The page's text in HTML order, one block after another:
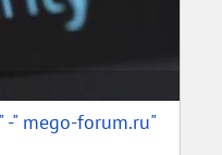
-" mego-forum.ru"